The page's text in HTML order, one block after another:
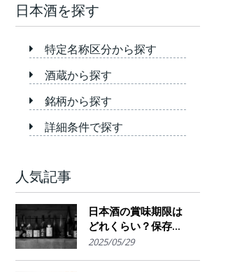
日本酒を探す
特定名称区分から探す
酒蔵から探す
銘柄から探す
詳細条件で探す
人気記事
日本酒の賞味期限は
どれくらい？保存場
所のポイント
2025/05/29